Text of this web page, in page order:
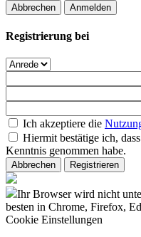
Abbrechen Anmelden
Registrierung bei
Ich akzeptiere die
Hiermit bestätige ich,
Kenntnis genommen habe.
Abbrechen Registrieren
Ihr Browser wird nicht
besten in Chrome, Firefox,
Cookie Einstellungen